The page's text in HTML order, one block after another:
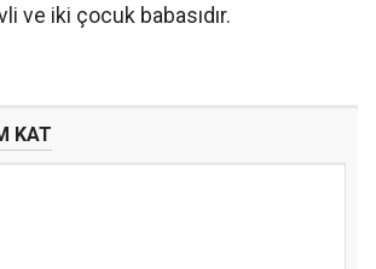
ve iki çocuk babasıdır.
KAT